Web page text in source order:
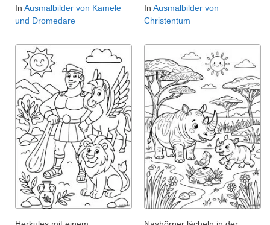
In Ausmalbilder von Kamele
und Dromedare
In Ausmalbilder von
Christentum